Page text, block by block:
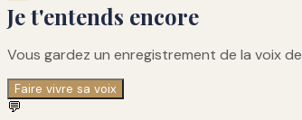
Je t'entends encore
Vous gardez un enregistrement de la voix
Faire vivre sa voix
💬